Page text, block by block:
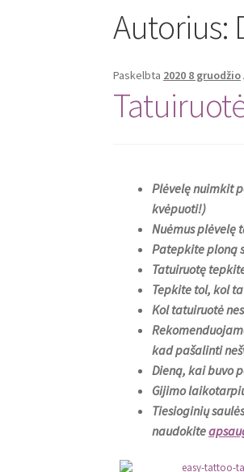
Autorius:
Paskelbta 2020 8 gruodžio
Plėvelę nuimkit
kvėpuoti!)
Nuėmus plėvelę
Patepkite ploną
Tatuiruotę
Tepkite tol, kol
Kol tatuiruotė
kad pašalinti
Dieną, kai buvo
Gijimo
Tiesioginių
naudokite